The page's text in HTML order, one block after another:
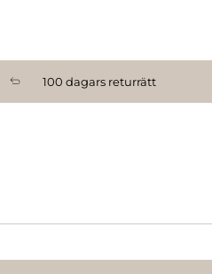
100 dagars returrätt